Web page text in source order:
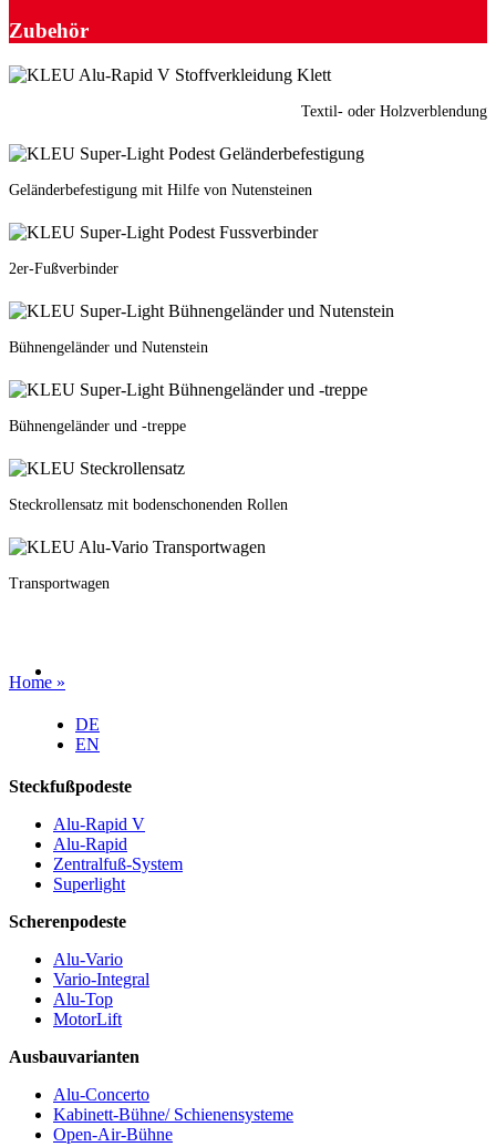
Zubehör
Textil- oder Holzverblendung
Geländerbefestigung mit Hilfe von Nutensteinen
2er-Fußverbinder
Bühnengeländer und Nutenstein
Bühnengeländer und -treppe
Steckrollensatz mit bodenschonenden Rollen
Transportwagen
Home »
DE
EN
Steckfußpodeste
Alu-Rapid V
Alu-Rapid
Zentralfuß-System
Superlight
Scherenpodeste
Alu-Vario
Vario-Integral
Alu-Top
MotorLift
Ausbauvarianten
Alu-Concerto
Kabinett-Bühne/ Schienensysteme
Open-Air-Bühne